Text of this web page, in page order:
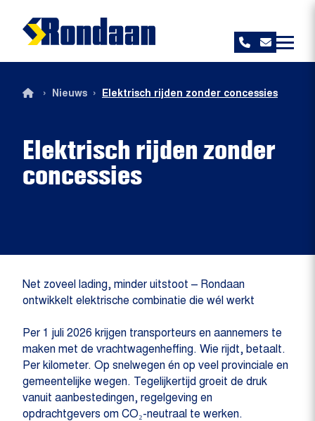
Elektrisch rijden zonder
concessies
› Nieuws › Elektrisch rijden zonder concessies
Net zoveel lading, minder uitstoot – Rondaan
ontwikkelt elektrische combinatie die wél werkt
Per 1 juli 2026 krijgen transporteurs en aannemers te
maken met de vrachtwagenheffing. Wie rijdt, betaalt.
Per kilometer. Op snelwegen én op veel provinciale en
gemeentelijke wegen. Tegelijkertijd groeit de druk
vanuit aanbestedingen, regelgeving en
opdrachtgevers om CO₂-neutraal te werken.